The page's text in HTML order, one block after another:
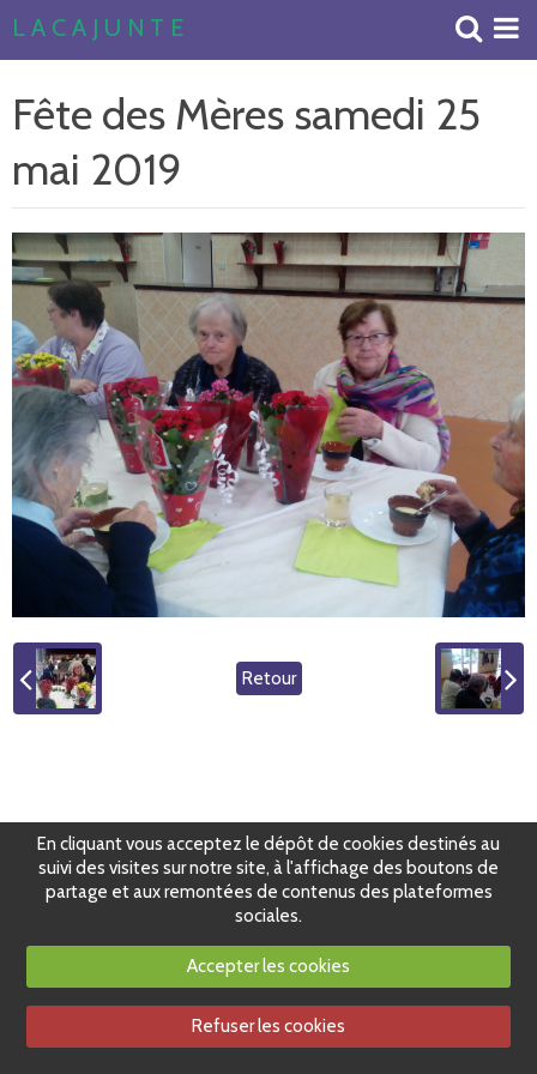
L A C A J U N T E
Accueil
Album Photos
Fête des Mères samedi 25
mai 2019
Retour
En cliquant vous acceptez le dépôt de cookies destinés au
suivi des visites sur notre site, à l'affichage des boutons de
partage et aux remontées de contenus des plateformes
sociales.
Accepter les cookies
Refuser les cookies